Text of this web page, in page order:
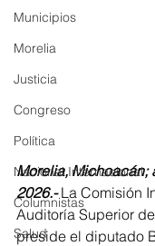
Municipios
Morelia
Justicia
Congreso
Política
Nacional Internacional
Columnistas
Salud
Morelia, Michoacán;
2026.- La Comisión
Auditoría Superior
preside el diputado